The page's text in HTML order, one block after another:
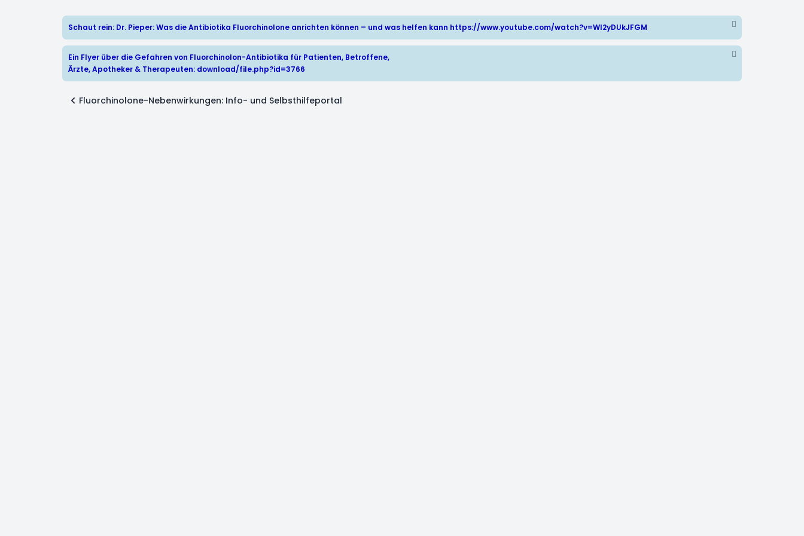
Schaut rein: Dr. Pieper: Was die Antibiotika Fluorchinolone anrichten können – und was helfen kann https://www.youtube.com/watch?v=WI2yDUkJFGM
Ein Flyer über die Gefahren von Fluorchinolon-Antibiotika für Patienten, Betroffene,
Ärzte, Apotheker & Therapeuten: download/file.php?id=3766
Fluorchinolone-Nebenwirkungen: Info- und Selbsthilfeportal